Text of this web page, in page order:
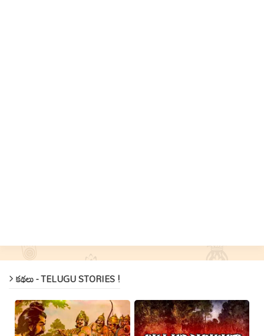
కథలు - TELUGU STORIES !